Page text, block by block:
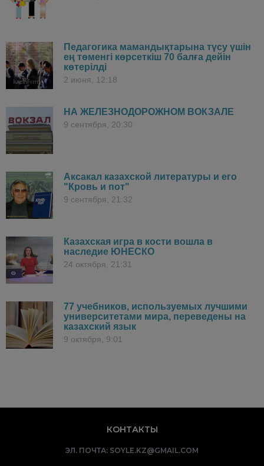
Педагогика мамандықтарына түсу үшін
ең төменгі көрсеткіш 70 балға дейін
көтерілді
2 июня, 12:18
НА ЖЕЛЕЗНОДОРОЖНОМ ВОКЗАЛЕ
9 сентября, 20:30
Аксакал казахской литературы и его
"Кровь и пот"
9 сентября, 21:32
Казахская игра в кости вошла в
наследие ЮНЕСКО
24 октября, 21:31
77 учебников, используемых лучшими
университетами мира, переведены на
казахский язык
9 октября, 9:01
КОНТАКТЫ
ЭЛ. ПОЧТА: SOYLE.KZ@GMAIL.COM